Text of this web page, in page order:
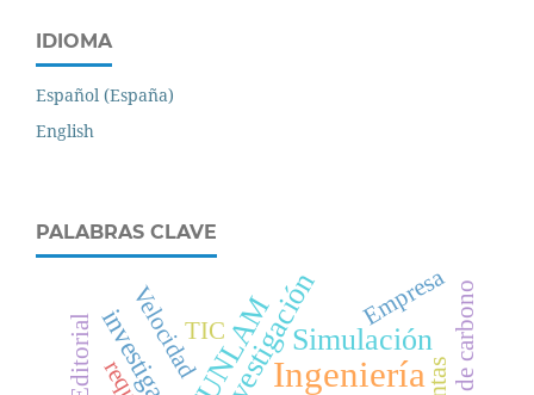
IDIOMA
Español (España)
English
PALABRAS CLAVE
Ingeniería
InvestigaciónSimulación
FUNLAM
Velocidad
Editorial TIC
Empresa